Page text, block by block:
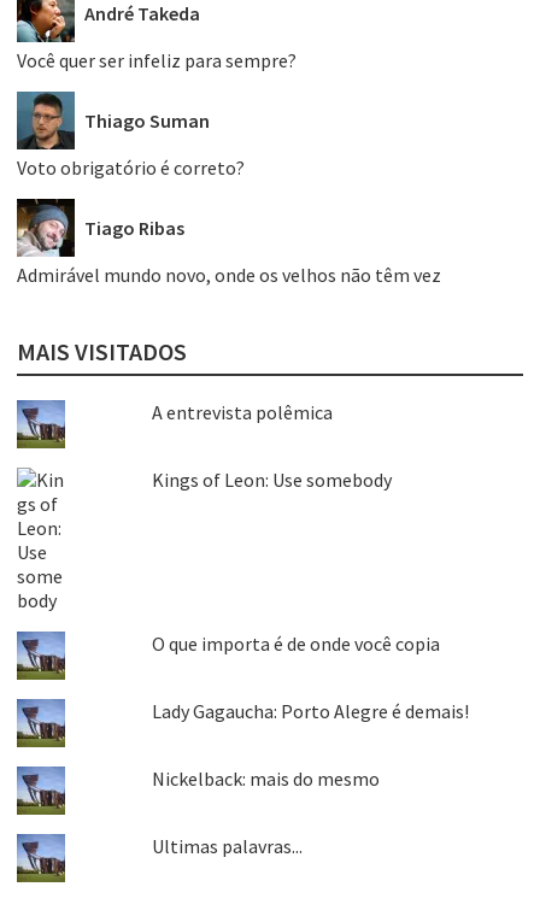
André Takeda
Você quer ser infeliz para sempre?
Thiago Suman
Voto obrigatório é correto?
Tiago Ribas
Admirável mundo novo, onde os velhos não têm vez
MAIS VISITADOS
A entrevista polêmica
Kings of Leon: Use somebody
O que importa é de onde você copia
Lady Gagaucha: Porto Alegre é demais!
Nickelback: mais do mesmo
Ultimas palavras...